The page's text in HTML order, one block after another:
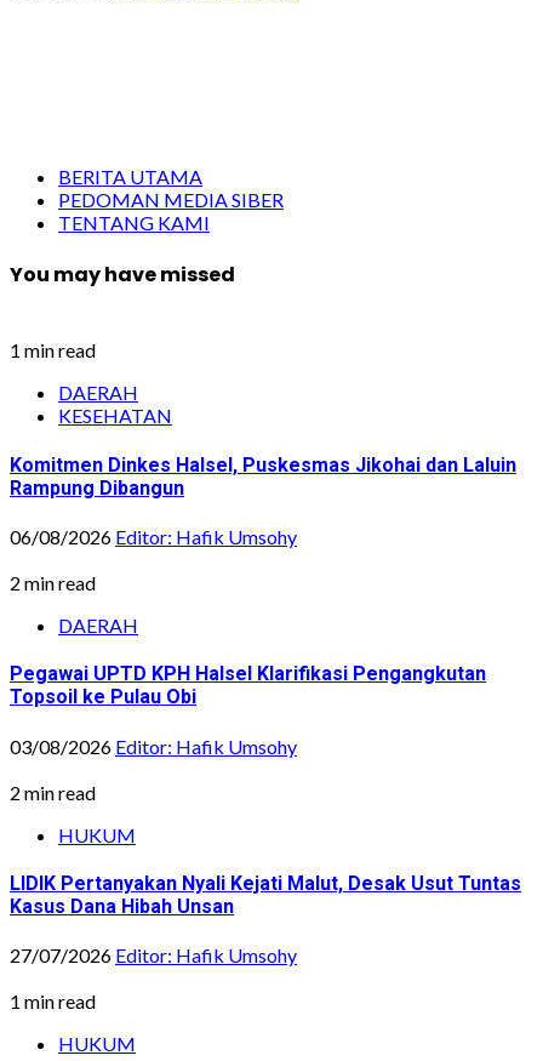
BERITA UTAMA
PEDOMAN MEDIA SIBER
TENTANG KAMI
You may have missed
1 min read
DAERAH
KESEHATAN
Komitmen Dinkes Halsel, Puskesmas Jikohai dan Laluin
Rampung Dibangun
06/08/2026 Editor: Hafik Umsohy
2 min read
DAERAH
Pegawai UPTD KPH Halsel Klarifikasi Pengangkutan
Topsoil ke Pulau Obi
03/08/2026 Editor: Hafik Umsohy
2 min read
HUKUM
LIDIK Pertanyakan Nyali Kejati Malut, Desak Usut Tuntas
Kasus Dana Hibah Unsan
27/07/2026 Editor: Hafik Umsohy
1 min read
HUKUM